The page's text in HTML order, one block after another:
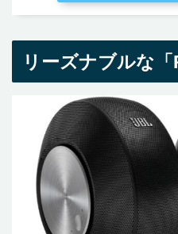
リーズナブルな「